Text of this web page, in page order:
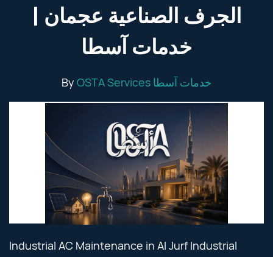
الجرف الصناعية عجمان |
خدمات آسطا
By OSTA Services خدمات آسطا
Industrial AC Maintenance in Al Jurf Industrial